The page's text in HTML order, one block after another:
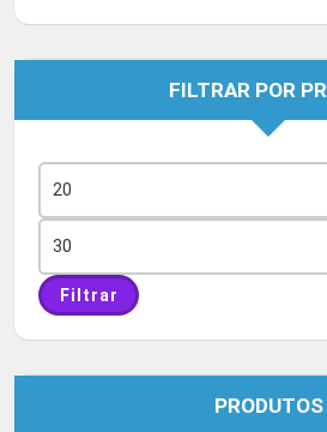
FILTRAR POR
mínimo
máximo
Filtrar
PRODUTOS